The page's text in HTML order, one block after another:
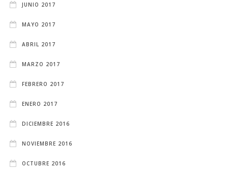
JUNIO 2017
MAYO 2017
ABRIL 2017
MARZO 2017
FEBRERO 2017
ENERO 2017
DICIEMBRE 2016
NOVIEMBRE 2016
OCTUBRE 2016